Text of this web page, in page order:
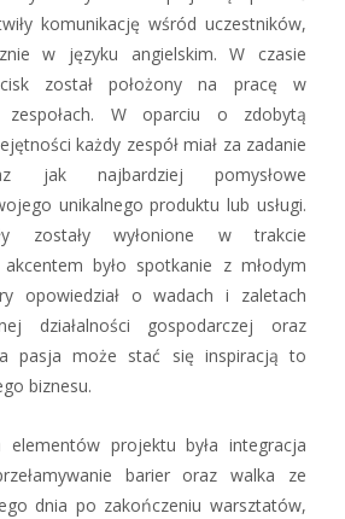
komunikację wśród uczestników,
w języku angielskim. W czasie
został położony na pracę w
zespołach. W oparciu o zdobytą
każdy zespół miał za zadanie
jak najbardziej pomysłowe
unikalnego produktu lub usługi.
zostały wyłonione w trakcie
akcentem było spotkanie z młodym
opowiedział o wadach i zaletach
działalności gospodarczej oraz
pasja może stać się inspiracją to
biznesu.
elementów projektu była integracja
barier oraz walka ze
dnia po zakończeniu warsztatów,